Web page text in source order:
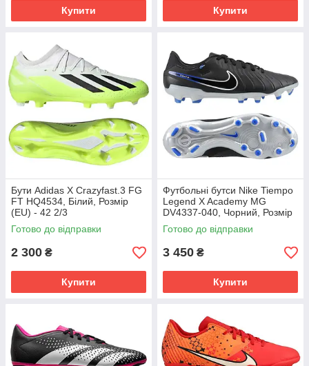
Купити Купити
Бути Adidas X Crazyfast.3 FG
FT HQ4534, Білий, Розмір
(EU) - 42 2/3
Готово до відправки
2 300 ₴
Купити
Футбольні бутси Nike Tiempo
Legend X Academy MG
DV4337-040, Чорний, Розмір
(EU) - 43
Готово до відправки
3 450 ₴
Купити